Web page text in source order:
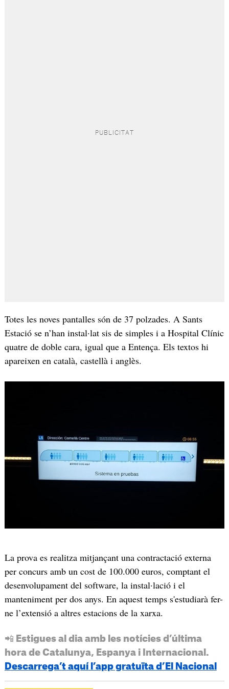
Totes les noves pantalles són de 37 polzades. A Sants
Estació se n’han instal·lat sis de simples i a Hospital Clínic
quatre de doble cara, igual que a Entença. Els textos hi
apareixen en català, castellà i anglès.
La prova es realitza mitjançant una contractació externa
per concurs amb un cost de 100.000 euros, comptant el
desenvolupament del software, la instal·lació i el
manteniment per dos anys. En aquest temps s'estudiarà fer-
ne l’extensió a altres estacions de la xarxa.
📲 Estigues al dia amb les notícies d’última
hora de Catalunya, Espanya i Internacional.
Descarrega’t aquí l’app gratuïta d’El Nacional